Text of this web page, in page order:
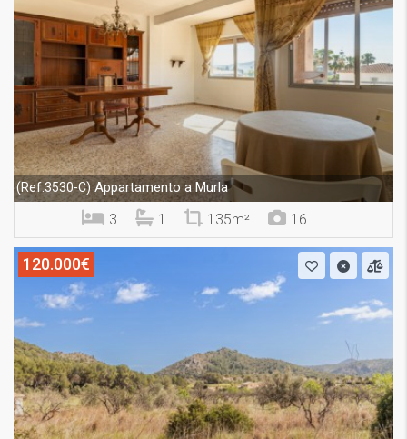
(Ref.3530-C) Appartamento a Murla
3 1 135m² 16
120.000€